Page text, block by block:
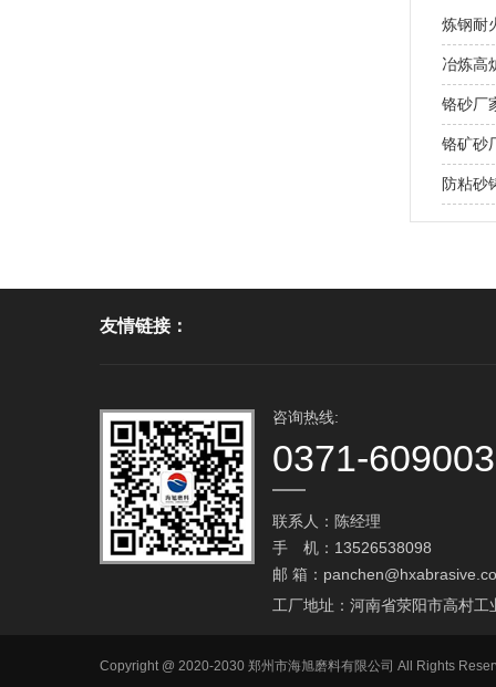
炼钢耐
冶炼高
铬砂厂
铬矿砂
防粘砂
友情链接：
咨询热线:
0371-
联系人：陈经理
手 机：13526538098
邮 箱：
工厂地址：河南省荥阳市高村工
Copyright @ 2020-2030 郑州市海旭磨料有限公司 All Rights